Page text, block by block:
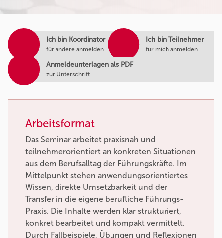
Arbeitsformat
Das Seminar arbeitet praxisnah und
teilnehmerorientiert an konkreten Situationen
aus dem Berufsalltag der Führungskräfte. Im
Mittelpunkt stehen anwendungsorientiertes
Wissen, direkte Umsetzbarkeit und der
Transfer in die eigene berufliche Führungs-
Praxis. Die Inhalte werden klar strukturiert,
konkret bearbeitet und kompakt vermittelt.
Durch Fallbeispiele, Übungen und Reflexionen
Ich bin Koordinator
für andere anmelden
Ich bin Teilnehmer
für mich anmelden
Anmeldeunterlagen als PDF
zur Unterschrift